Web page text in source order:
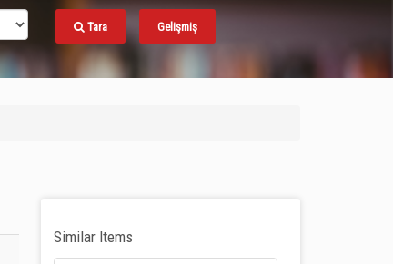
Tara Gelişmiş
Similar Items